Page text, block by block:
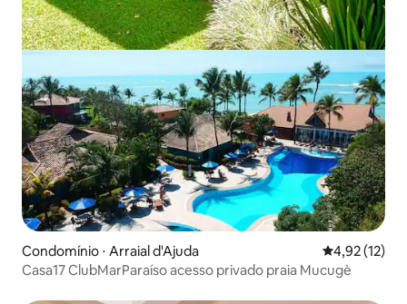
Condomínio ⋅ Arraial d'Ajuda 4,92 de uma
4,92 (12)
Casa17 ClubMarParaíso acesso privado praia Mucugè